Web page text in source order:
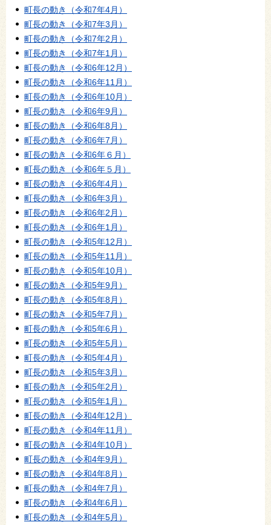
町長の動き（令和7年4月）
町長の動き（令和7年3月）
町長の動き（令和7年2月）
町長の動き（令和7年1月）
町長の動き（令和6年12月）
町長の動き（令和6年11月）
町長の動き（令和6年10月）
町長の動き（令和6年9月）
町長の動き（令和6年8月）
町長の動き（令和6年7月）
町長の動き（令和6年６月）
町長の動き（令和6年５月）
町長の動き（令和6年4月）
町長の動き（令和6年3月）
町長の動き（令和6年2月）
町長の動き（令和6年1月）
町長の動き（令和5年12月）
町長の動き（令和5年11月）
町長の動き（令和5年10月）
町長の動き（令和5年9月）
町長の動き（令和5年8月）
町長の動き（令和5年7月）
町長の動き（令和5年6月）
町長の動き（令和5年5月）
町長の動き（令和5年4月）
町長の動き（令和5年3月）
町長の動き（令和5年2月）
町長の動き（令和5年1月）
町長の動き（令和4年12月）
町長の動き（令和4年11月）
町長の動き（令和4年10月）
町長の動き（令和4年9月）
町長の動き（令和4年8月）
町長の動き（令和4年7月）
町長の動き（令和4年6月）
町長の動き（令和4年5月）